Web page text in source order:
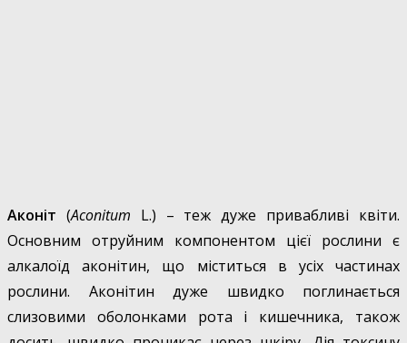
Аконіт (Aconitum L.) – теж дуже привабливі квіти.
Основним отруйним компонентом цієї рослини є
алкалоїд аконітин, що міститься в усіх частинах
рослини. Аконітин дуже швидко поглинається
слизовими оболонками рота і кишечника, також